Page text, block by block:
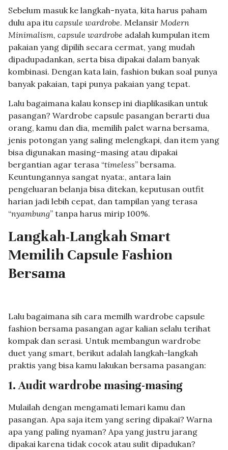
Sebelum masuk ke langkah-nyata, kita harus paham
dulu apa itu capsule wardrobe. Melansir Modern
Minimalism, capsule wardrobe adalah kumpulan item
pakaian yang dipilih secara cermat, yang mudah
dipadupadankan, serta bisa dipakai dalam banyak
kombinasi. Dengan kata lain, fashion bukan soal punya
banyak pakaian, tapi punya pakaian yang tepat.
Lalu bagaimana kalau konsep ini diaplikasikan untuk
pasangan? Wardrobe capsule pasangan berarti dua
orang, kamu dan dia, memilih palet warna bersama,
jenis potongan yang saling melengkapi, dan item yang
bisa digunakan masing-masing atau dipakai
bergantian agar terasa “timeless” bersama.
Keuntungannya sangat nyata:, antara lain
pengeluaran belanja bisa ditekan, keputusan outfit
harian jadi lebih cepat, dan tampilan yang terasa
“nyambung” tanpa harus mirip 100%.
Langkah-Langkah Smart
Memilih Capsule Fashion
Bersama
Lalu bagaimana sih cara memilh wardrobe capsule
fashion bersama pasangan agar kalian selalu terihat
kompak dan serasi. Untuk membangun wardrobe
duet yang smart, berikut adalah langkah-langkah
praktis yang bisa kamu lakukan bersama pasangan:
1. Audit wardrobe masing-masing
Mulailah dengan mengamati lemari kamu dan
pasangan. Apa saja item yang sering dipakai? Warna
apa yang paling nyaman? Apa yang justru jarang
dipakai karena tidak cocok atau sulit dipadukan?